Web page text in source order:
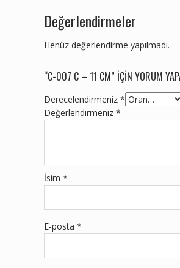
Değerlendirmeler
Henüz değerlendirme yapılmadı.
“C-007 C – 11 CM” IÇIN YORUM
Derecelendirmeniz *
Değerlendirmeniz *
İsim *
E-posta *